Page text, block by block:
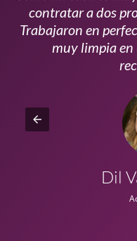
contratar a dos
Trabajaron en
muy limpia en
Dil